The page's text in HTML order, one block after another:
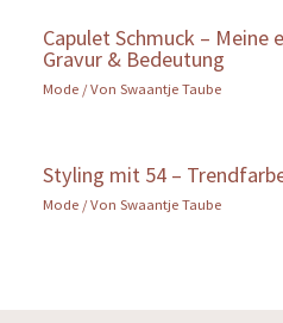
Capulet Schmuck –
Gravur & Bedeutung
Mode / VonSwaantje Taube
Styling mit 54 –
Mode / VonSwaantje Taube